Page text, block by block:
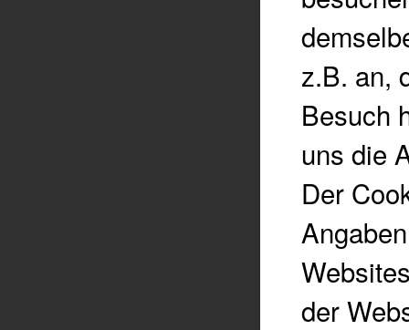
z.B. an,
Besuch
uns die
Der
der